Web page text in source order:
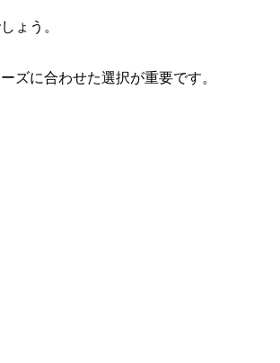
ょう。
ズに合わせた選択が重要です。